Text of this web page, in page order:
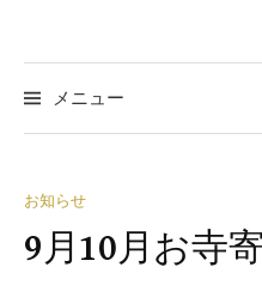
プ
メニュー
お知らせ
9月10月お寺